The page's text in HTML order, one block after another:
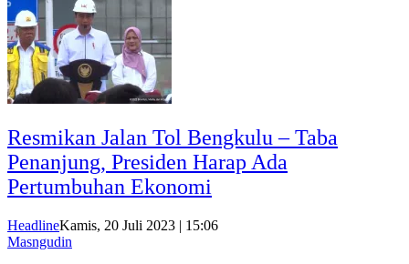
Resmikan Jalan Tol Bengkulu – Taba
Penanjung, Presiden Harap Ada
Pertumbuhan Ekonomi
HeadlineKamis, 20 Juli 2023 | 15:06
Masngudin